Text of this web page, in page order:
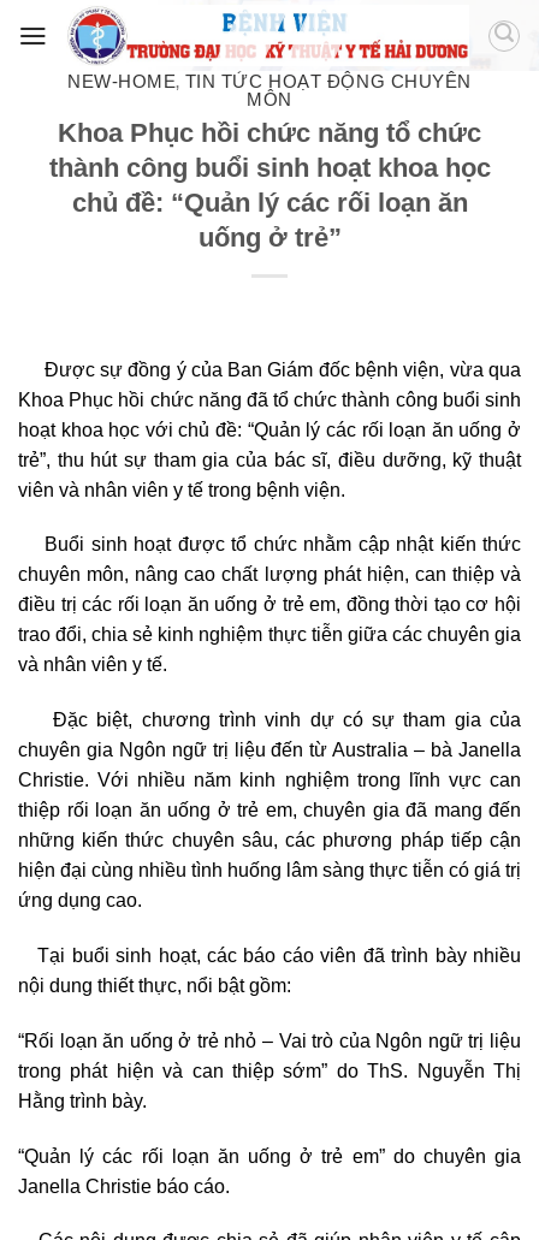
NEW-HOME, TIN TỨC HOẠT ĐỘNG CHUYÊN
MÔN
Khoa Phục hồi chức năng tổ chức
thành công buổi sinh hoạt khoa học
chủ đề: “Quản lý các rối loạn ăn
uống ở trẻ”
Được sự đồng ý của Ban Giám đốc bệnh viện, vừa qua
Khoa Phục hồi chức năng đã tổ chức thành công buổi sinh
hoạt khoa học với chủ đề: “Quản lý các rối loạn ăn uống ở
trẻ”, thu hút sự tham gia của bác sĩ, điều dưỡng, kỹ thuật
viên và nhân viên y tế trong bệnh viện.
Buổi sinh hoạt được tổ chức nhằm cập nhật kiến thức
chuyên môn, nâng cao chất lượng phát hiện, can thiệp và
điều trị các rối loạn ăn uống ở trẻ em, đồng thời tạo cơ hội
trao đổi, chia sẻ kinh nghiệm thực tiễn giữa các chuyên gia
và nhân viên y tế.
Đặc biệt, chương trình vinh dự có sự tham gia của
chuyên gia Ngôn ngữ trị liệu đến từ Australia – bà Janella
Christie. Với nhiều năm kinh nghiệm trong lĩnh vực can
thiệp rối loạn ăn uống ở trẻ em, chuyên gia đã mang đến
những kiến thức chuyên sâu, các phương pháp tiếp cận
hiện đại cùng nhiều tình huống lâm sàng thực tiễn có giá trị
ứng dụng cao.
Tại buổi sinh hoạt, các báo cáo viên đã trình bày nhiều
nội dung thiết thực, nổi bật gồm:
“Rối loạn ăn uống ở trẻ nhỏ – Vai trò của Ngôn ngữ trị liệu
trong phát hiện và can thiệp sớm” do ThS. Nguyễn Thị
Hằng trình bày.
“Quản lý các rối loạn ăn uống ở trẻ em” do chuyên gia
Janella Christie báo cáo.